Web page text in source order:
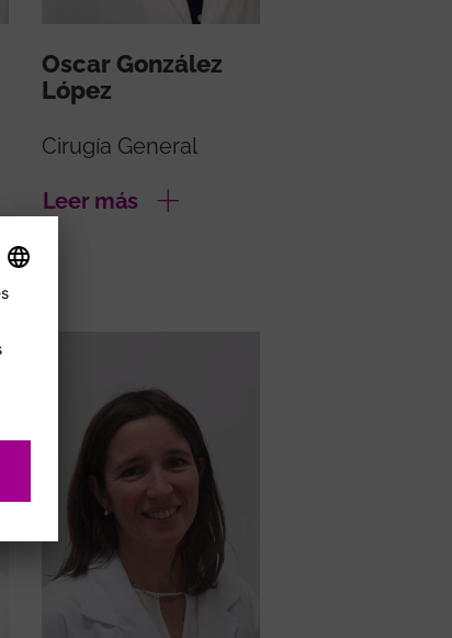
Oscar González
López
Cirugía General
Leer más